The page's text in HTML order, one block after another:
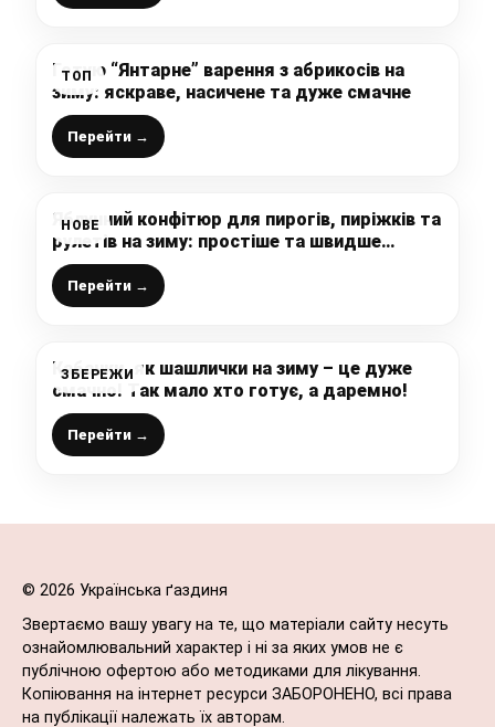
ТОП
Готую “Янтарне” варення з абрикосів на
зиму: яскраве, насичене та дуже смачне
Перейти →
НОВЕ
Яблучний конфітюр для пирогів, пиріжків та
рулетів на зиму: простіше та швидше
рецепту немає, заготовляю так щороку
Перейти →
ЗБЕРЕЖИ
Кабачки, як шашлички на зиму – це дуже
смачно! Так мало хто готує, а даремно!
Перейти →
© 2026 Українська ґаздиня
Звертаємо вашу увагу на те, що матеріали сайту несуть
ознайомлювальний характер і ні за яких умов не є
публічною офертою або методиками для лікування.
Копіювання на інтернет ресурси ЗАБОРОНЕНО, всі права
на публікації належать їх авторам.